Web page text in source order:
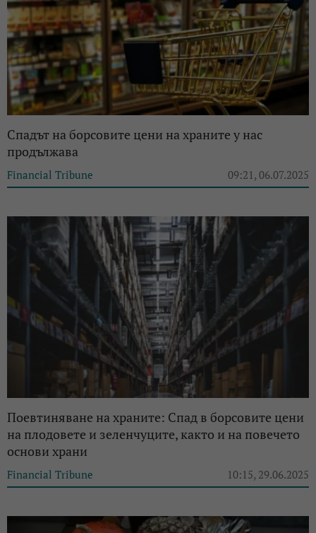
Спадът на борсовите цени на храните у нас
продължава
Financial Tribune 09:21, 06.07.2025
Поевтиняване на храните: Спад в борсовите цени
на плодовете и зеленчуците, както и на повечето
основи храни
Financial Tribune 10:15, 29.06.2025